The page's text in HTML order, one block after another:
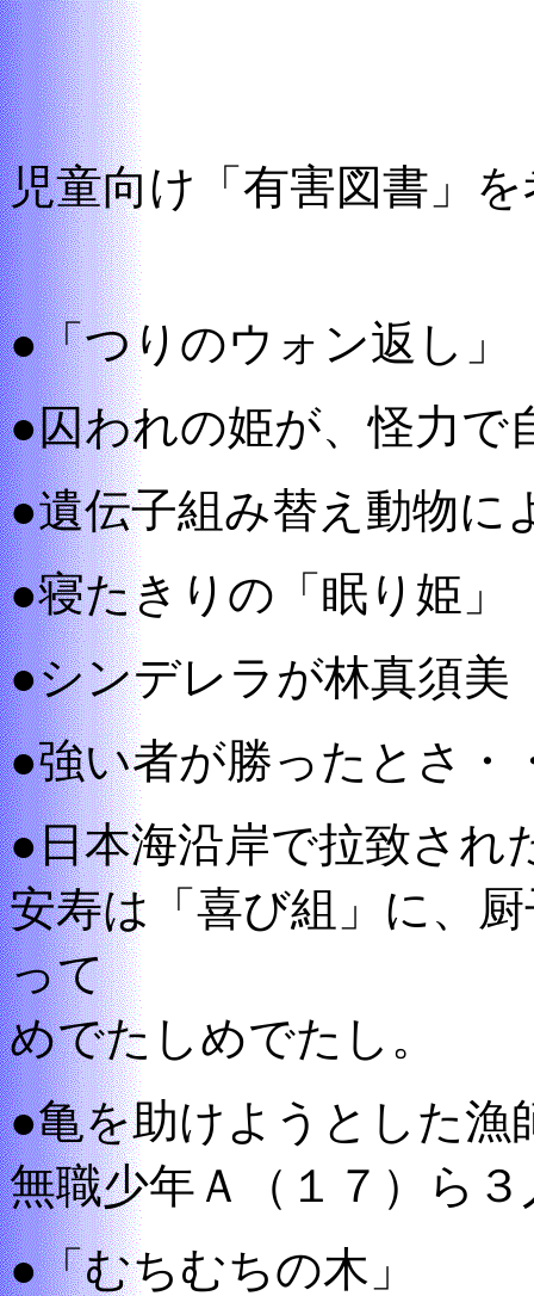
児童向け「有害図書」
●「つりのウォン返し」
●囚われの姫が、怪力で
●遺伝子組み替え動物に
●寝たきりの「眠り姫」
●シンデレラが林真須美
●強い者が勝ったとさ・
●日本海沿岸で拉致され
安寿は「喜び組」に、
って
めでたしめでたし。
●亀を助けようとした
無職少年Ａ（１７）ら
●「むちむちの木」